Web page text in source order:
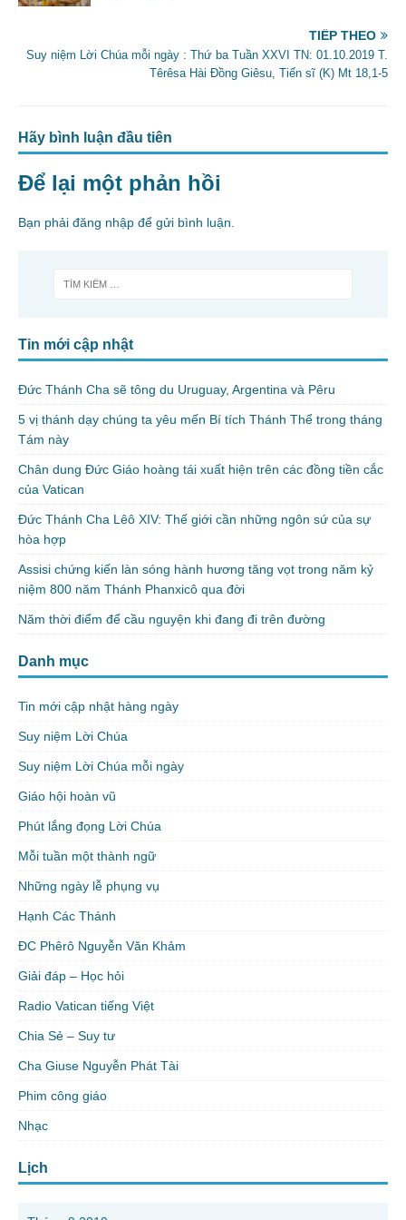
TIẾP THEO
Suy niệm Lời Chúa mỗi ngày : Thứ ba Tuần XXVI TN: 01.10.2019 T.
Têrêsa Hài Đồng Giêsu, Tiến sĩ (K) Mt 18,1-5
Hãy bình luận đầu tiên
Để lại một phản hồi
Bạn phải đăng nhập để gửi bình luận.
Tin mới cập nhật
Đức Thánh Cha sẽ tông du Uruguay, Argentina và Pêru
5 vị thánh dạy chúng ta yêu mến Bí tích Thánh Thể trong tháng
Tám này
Chân dung Đức Giáo hoàng tái xuất hiện trên các đồng tiền cắc
của Vatican
Đức Thánh Cha Lêô XIV: Thế giới cần những ngôn sứ của sự
hòa hợp
Assisi chứng kiến làn sóng hành hương tăng vọt trong năm kỷ
niệm 800 năm Thánh Phanxicô qua đời
Năm thời điểm để cầu nguyện khi đang đi trên đường
Danh mục
Tin mới cập nhật hàng ngày
Suy niệm Lời Chúa
Suy niệm Lời Chúa mỗi ngày
Giáo hội hoàn vũ
Phút lắng đọng Lời Chúa
Mỗi tuần một thành ngữ
Những ngày lễ phụng vụ
Hạnh Các Thánh
ĐC Phêrô Nguyễn Văn Khảm
Giải đáp – Học hỏi
Radio Vatican tiếng Việt
Chia Sẻ – Suy tư
Cha Giuse Nguyễn Phát Tài
Phim công giáo
Nhạc
Lịch